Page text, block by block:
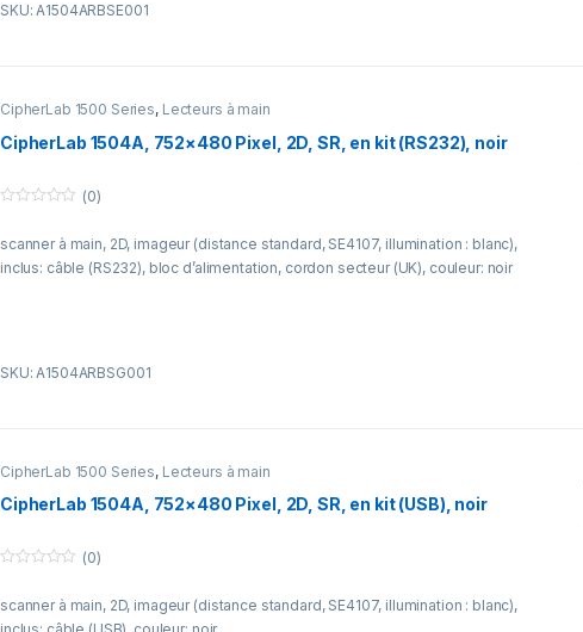
SKU: A1504ARBSE001
CipherLab 1500 Series, Lecteurs à main
CipherLab 1504A, 752×480 Pixel, 2D, SR, en kit (RS232), noir
u
o
(0)
scanner à main, 2D, imageur (distance standard, SE4107, illumination : blanc),
inclus: câble (RS232), bloc d’alimentation, cordon secteur (UK), couleur: noir
SKU: A1504ARBSG001
CipherLab 1500 Series, Lecteurs à main
CipherLab 1504A, 752×480 Pixel, 2D, SR, en kit (USB), noir
u
t
(0)
scanner à main, 2D, imageur (distance standard, SE4107, illumination : blanc),